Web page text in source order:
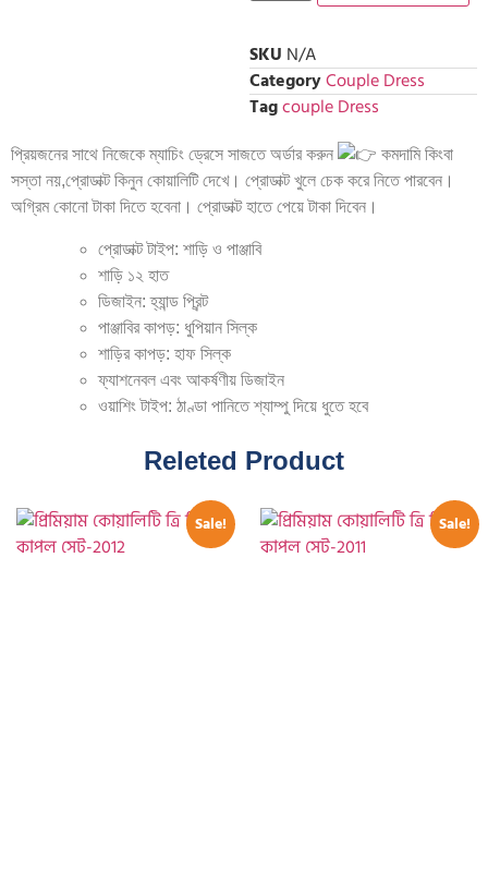
SKU N/A
CategoryCouple Dress
Tagcouple Dress
প্রিয়জনের সাথে নিজেকে ম্যাচিং ড্রেসে সাজতে অর্ডার করুন
কমদামি কিংবা
সস্তা নয়,প্রোডাক্ট কিনুন কোয়ালিটি দেখে। প্রোডাক্ট খুলে চেক করে নিতে পারবেন।
অগ্রিম কোনো টাকা দিতে হবেনা। প্রোডাক্ট হাতে পেয়ে টাকা দিবেন।
প্রোডাক্ট টাইপ: শাড়ি ও পাঞ্জাবি
শাড়ি ১২ হাত
ডিজাইন: হ্যান্ড প্রিন্ট
পাঞ্জাবির কাপড়: ধুপিয়ান সিল্ক
শাড়ির কাপড়: হাফ সিল্ক
ফ্যাশনেবল এবং আকর্ষণীয় ডিজাইন
ওয়াশিং টাইপ: ঠাণ্ডা পানিতে শ্যাম্পু দিয়ে ধুতে হবে
Releted Product
Sale! Sale!